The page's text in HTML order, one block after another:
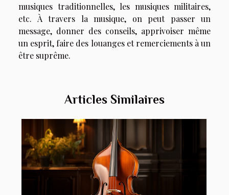
musiques traditionnelles, les musiques militaires,
etc. À travers la musique, on peut passer un
message, donner des conseils, apprivoiser même
un esprit, faire des louanges et remerciements à un
être suprême.
Articles Similaires